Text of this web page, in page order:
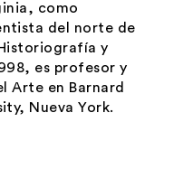
como
del norte de
y
es profesor y
Arte en Barnard
Nueva York.